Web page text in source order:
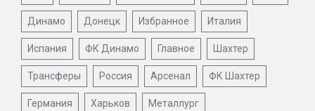
Динамо Донецк Избранное Италия
Испания ФК Динамо Главное Шахтер
Трансферы Россия Арсенал ФК Шахтер
Германия Харьков Металлург